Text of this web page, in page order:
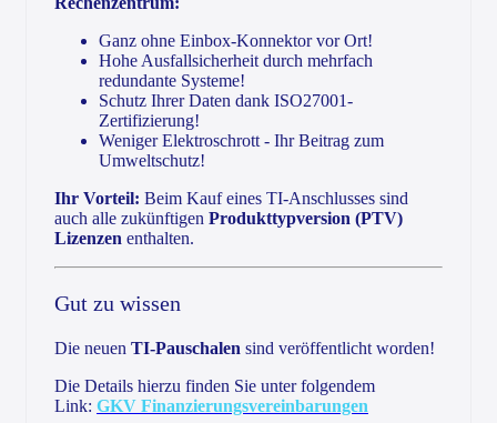
Ganz ohne Einbox-Konnektor vor Ort!
Hohe Ausfallsicherheit durch mehrfach
redundante Systeme!
Schutz Ihrer Daten dank ISO27001-
Zertifizierung!
Weniger Elektroschrott - Ihr Beitrag zum
Umweltschutz!
Ihr Vorteil: Beim Kauf eines TI-Anschlusses sind
auch alle zukünftigen Produkttypversion (PTV)
Lizenzen enthalten.
Gut zu wissen
Die neuen TI-Pauschalen sind veröffentlicht worden!
Die Details hierzu finden Sie unter folgendem
Link: GKV Finanzierungsvereinbarungen